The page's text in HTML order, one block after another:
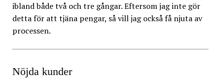
ibland både två och tre gångar. Eftersom jag inte gör
detta för att tjäna pengar, så vill jag också få njuta av
processen.
Nöjda kunder